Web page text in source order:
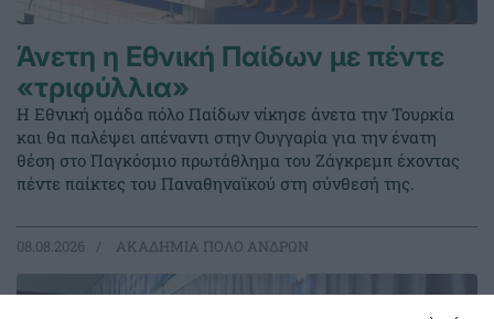
Άνετη η Εθνική Παίδων με πέντε
«τριφύλλια»
Η Εθνική ομάδα πόλο Παίδων νίκησε άνετα την Τουρκία
και θα παλέψει απέναντι στην Ουγγαρία για την ένατη
θέση στο Παγκόσμιο πρωτάθλημα του Ζάγκρεμπ έχοντας
πέντε παίκτες του Παναθηναϊκού στη σύνθεσή της.
08.08.2026 ΑΚΑΔΗΜΙΑ ΠΟΛΟ ΑΝΔΡΩΝ